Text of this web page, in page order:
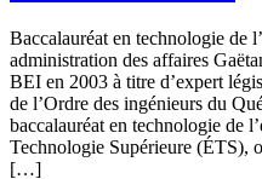
Baccalauréat en technologie de
administration des affaires
BEI en 2003 à titre d’expert
de l’Ordre des ingénieurs du
baccalauréat en technologie de
Technologie Supérieure (ÉTS),
[…]